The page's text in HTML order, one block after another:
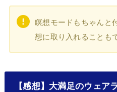
瞑想モードもちゃんと
想に取り入れることも
【感想】大満足のウェ